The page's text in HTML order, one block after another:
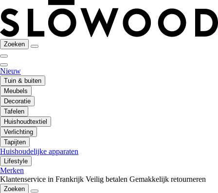
Zoeken
Nieuw
Tuin & buiten
Meubels
Decoratie
Tafelen
Huishoudtextiel
Verlichting
Tapijten
Huishoudelijke apparaten
Lifestyle
Merken
Klantenservice in Frankrijk Veilig betalen Gemakkelijk retourneren
Zoeken